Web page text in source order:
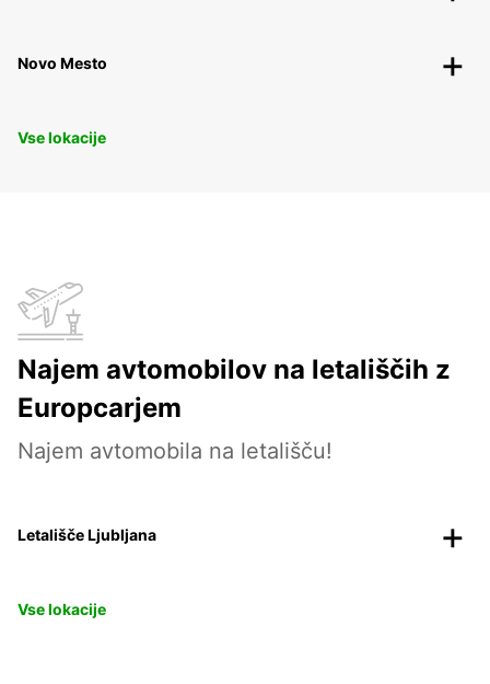
Novo Mesto
Vse lokacije
Najem avtomobilov na letališčih z
Europcarjem
Najem avtomobila na letališču!
Letališče Ljubljana
Vse lokacije